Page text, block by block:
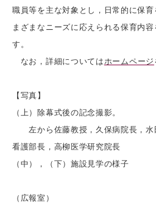
職員等を主な対象とし，日常的に保
まざまなニーズに応えられる保育内
す。
なお，詳細についてはホームページ
【写真】
（上）除幕式後の記念撮影。
左から佐藤教授，久保病院長，水
看護部長，高柳医学研究院長
（中），（下）施設見学の様子
（広報室）